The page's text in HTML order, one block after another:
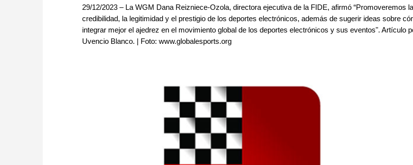
29/12/2023 – La WGM Dana Reizniece-Ozola, directora ejecutiva de la FIDE, afirmó “Promoveremos la
credibilidad, la legitimidad y el prestigio de los deportes electrónicos, además de sugerir ideas sobre
integrar mejor el ajedrez en el movimiento global de los deportes electrónicos y sus eventos". Artículo
Uvencio Blanco. | Foto: www.globalesports.org